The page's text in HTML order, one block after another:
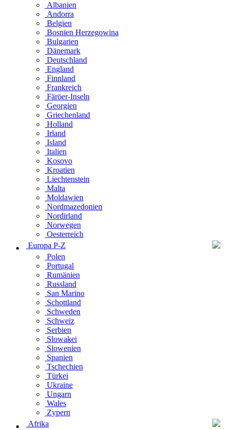
Albanien
Andorra
Belgien
Bosnien Herzegowina
Bulgarien
Dänemark
Deutschland
England
Finnland
Frankreich
Färöer-Inseln
Georgien
Griechenland
Holland
Irland
Island
Italien
Kosovo
Kroatien
Liechtenstein
Malta
Moldawien
Nordmazedonien
Nordirland
Norwegen
Oesterreich
Europa P-Z
Polen
Portugal
Rumänien
Russland
San Marino
Schottland
Schweden
Schweiz
Serbien
Slowakei
Slowenien
Spanien
Tschechien
Türkei
Ukraine
Ungarn
Wales
Zypern
Afrika